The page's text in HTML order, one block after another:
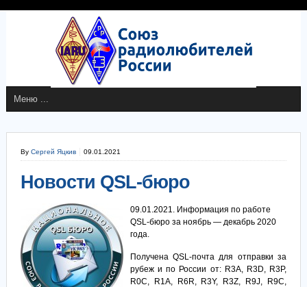
By Сергей Яцкив 09.01.2021
Новости QSL-бюро
09.01.2021. Информация по работе
QSL-бюро за ноябрь — декабрь 2020
года.
Получена QSL-почта для отправки за
рубеж и по России от: R3A, R3D, R3P,
R0C, R1A, R6R, R3Y, R3Z, R9J, R9C,